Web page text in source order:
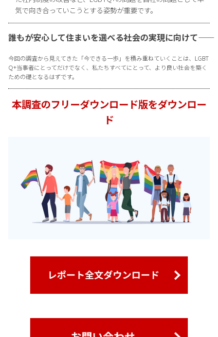
気で向き合っていこうとする姿勢が重要です。
誰もが安心して住まいを選べる社会の実現に向けて――
今回の調査から見えてきた「今できる一歩」を積み重ねていくことは、LGBT
Q+当事者にとってだけでなく、私たちすべてにとって、より良い社会を築く
ための礎となるはずです。
本調査のフリーダウンロード版をダウンロー
ド